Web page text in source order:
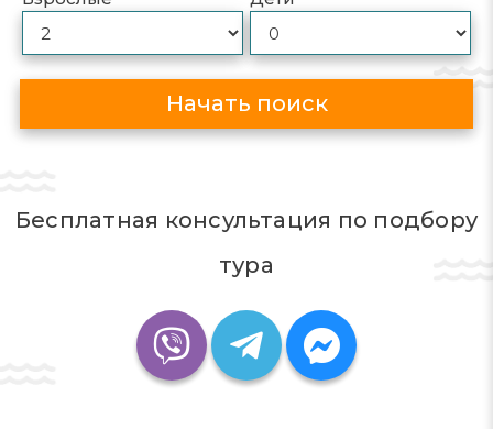
Начать поиск
Бесплатная консультация по подбору
тура